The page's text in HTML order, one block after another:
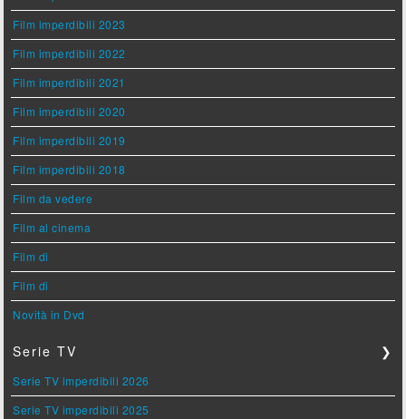
Film imperdibili 2023
Film imperdibili 2022
Film imperdibili 2021
Film imperdibili 2020
Film imperdibili 2019
Film imperdibili 2018
Film da vedere
Film al cinema
Film di
Film di
Novità in Dvd
Serie TV ❯
Serie TV imperdibili 2026
Serie TV imperdibili 2025